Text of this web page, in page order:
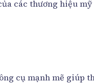
các thương hiệu mỹ
cụ mạnh mẽ giúp